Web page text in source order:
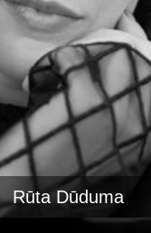
Rūta Dūduma